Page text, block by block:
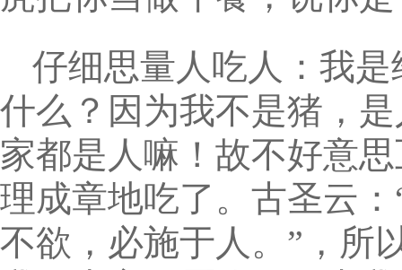
仔细思量人吃人：我
什么？因为我不是猪，
家都是人嘛！故不好意
理成章地吃了。古圣云
不欲，必施于人。”，所